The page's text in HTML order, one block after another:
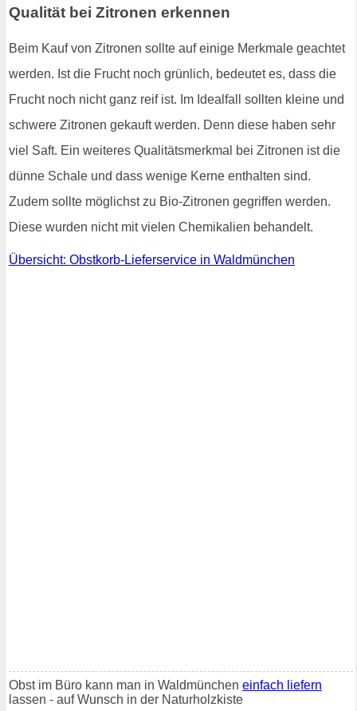
Qualität bei Zitronen erkennen
Beim Kauf von Zitronen sollte auf einige Merkmale geachtet
werden. Ist die Frucht noch grünlich, bedeutet es, dass die
Frucht noch nicht ganz reif ist. Im Idealfall sollten kleine und
schwere Zitronen gekauft werden. Denn diese haben sehr
viel Saft. Ein weiteres Qualitätsmerkmal bei Zitronen ist die
dünne Schale und dass wenige Kerne enthalten sind.
Zudem sollte möglichst zu Bio-Zitronen gegriffen werden.
Diese wurden nicht mit vielen Chemikalien behandelt.
Übersicht: Obstkorb-Lieferservice in Waldmünchen
Obst im Büro kann man in Waldmünchen einfach liefern
lassen - auf Wunsch in der Naturholzkiste